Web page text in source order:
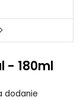
- 180ml
dodanie